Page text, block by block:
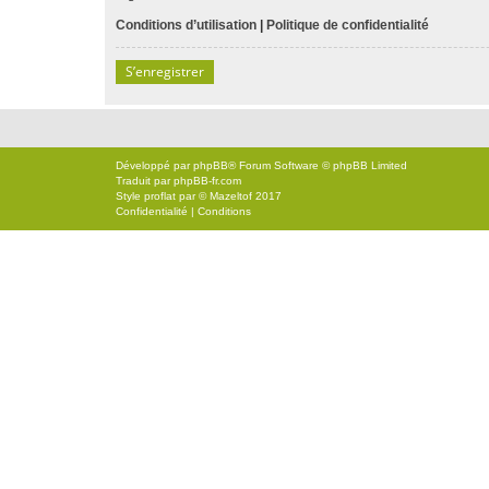
Conditions d’utilisation | Politique de confidentialité
S’enregistrer
Développé parphpBB® Forum Software © phpBB Limited
Traduit parphpBB-fr.com
Style proflat par ©Mazeltof 2017
Confidentialité | Conditions